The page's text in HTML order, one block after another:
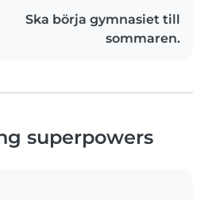
Ska börja gymnasiet till
sommaren.
superpowers